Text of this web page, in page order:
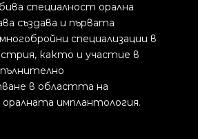
специалност орална
създава и първата
специализации в
както и участие в
в областта на
имплантология.